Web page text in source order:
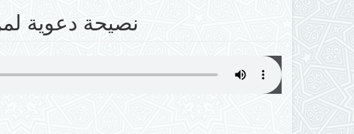
نصيحة دعوية